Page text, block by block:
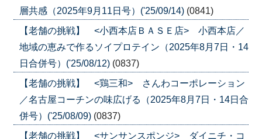
層共感（2025年9月11日号）('25/09/14) (0841)
【老舗の挑戦】 <小西本店ＢＡＳＥ店> 小西本店／
地域の恵みで作るソイプロテイン（2025年8月7日・14
日合併号）('25/08/12) (0837)
【老舗の挑戦】 <鶏三和> さんわコーポレーション
／名古屋コーチンの味広げる（2025年8月7日・14日合
併号）('25/08/09) (0837)
【老舗の挑戦】 <サンサンスポンジ> ダイニチ・コ